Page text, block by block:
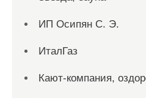
ИП Осипян С. Э.
ИталГаз
Кают-компания,